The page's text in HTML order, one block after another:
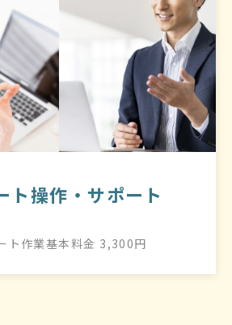
ト操作・サポート
ト作業基本料金 3,300円